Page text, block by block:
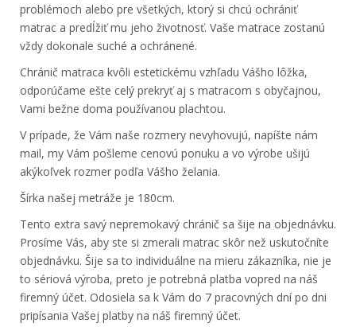
problémoch alebo pre všetkých, ktorý si chcú ochrániť
matrac a predĺžiť mu jeho životnosť. Vaše matrace zostanú
vždy dokonale suché a ochránené.
Chránič matraca kvôli estetickému vzhľadu Vášho lôžka,
odporúčame ešte celý prekryť aj s matracom s obyčajnou,
Vami bežne doma používanou plachtou.
V prípade, že Vám naše rozmery nevyhovujú, napíšte nám
mail, my Vám pošleme cenovú ponuku a vo výrobe ušijú
akýkoľvek rozmer podľa Vášho želania.
Šírka našej metráže je 180cm.
Tento extra savý nepremokavý chránič sa šije na objednávku.
Prosíme Vás, aby ste si zmerali matrac skôr než uskutočníte
objednávku. Šije sa to individuálne na mieru zákazníka, nie je
to sériová výroba, preto je potrebná platba vopred na náš
firemný účet. Odosiela sa k Vám do 7 pracovných dní po dni
pripísania Vašej platby na náš firemný účet.